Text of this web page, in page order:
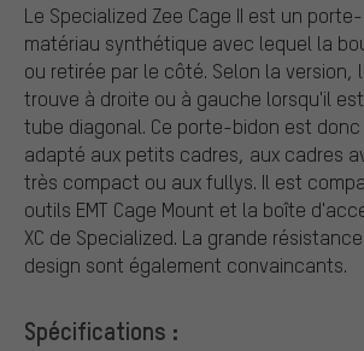
Le Specialized Zee Cage II est un
matériau synthétique avec lequel la
ou retirée par le côté. Selon la version,
trouve à droite ou à gauche lorsqu'il
tube diagonal. Ce porte-bidon est
adapté aux petits cadres, aux cadres
très compact ou aux fullys. Il est
outils EMT Cage Mount et la boîte
XC de Specialized. La grande
design sont également convaincants.
Spécifications :